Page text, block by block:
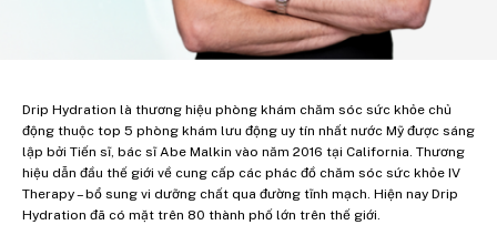
Drip Hydration là thương hiệu phòng khám chăm sóc sức khỏe chủ
động thuộc top 5 phòng khám lưu động uy tín nhất nước Mỹ được sáng
lập bởi Tiến sĩ, bác sĩ Abe Malkin vào năm 2016 tại California. Thương
hiệu dẫn đầu thế giới về cung cấp các phác đồ chăm sóc sức khỏe IV
Therapy – bổ sung vi dưỡng chất qua đường tĩnh mạch. Hiện nay Drip
Hydration đã có mặt trên 80 thành phố lớn trên thế giới.